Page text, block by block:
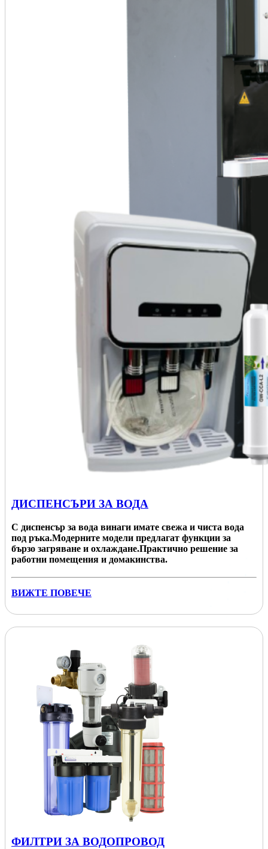
ДИСПЕНСЪРИ ЗА ВОДА
С диспенсър за вода винаги имате свежа и чиста вода
под ръка.Модерните модели предлагат функции за
бързо загряване и охлаждане.Практично решение за
работни помещения и домакинства.
ВИЖТЕ ПОВЕЧЕ
ФИЛТРИ ЗА ВОДОПРОВОД